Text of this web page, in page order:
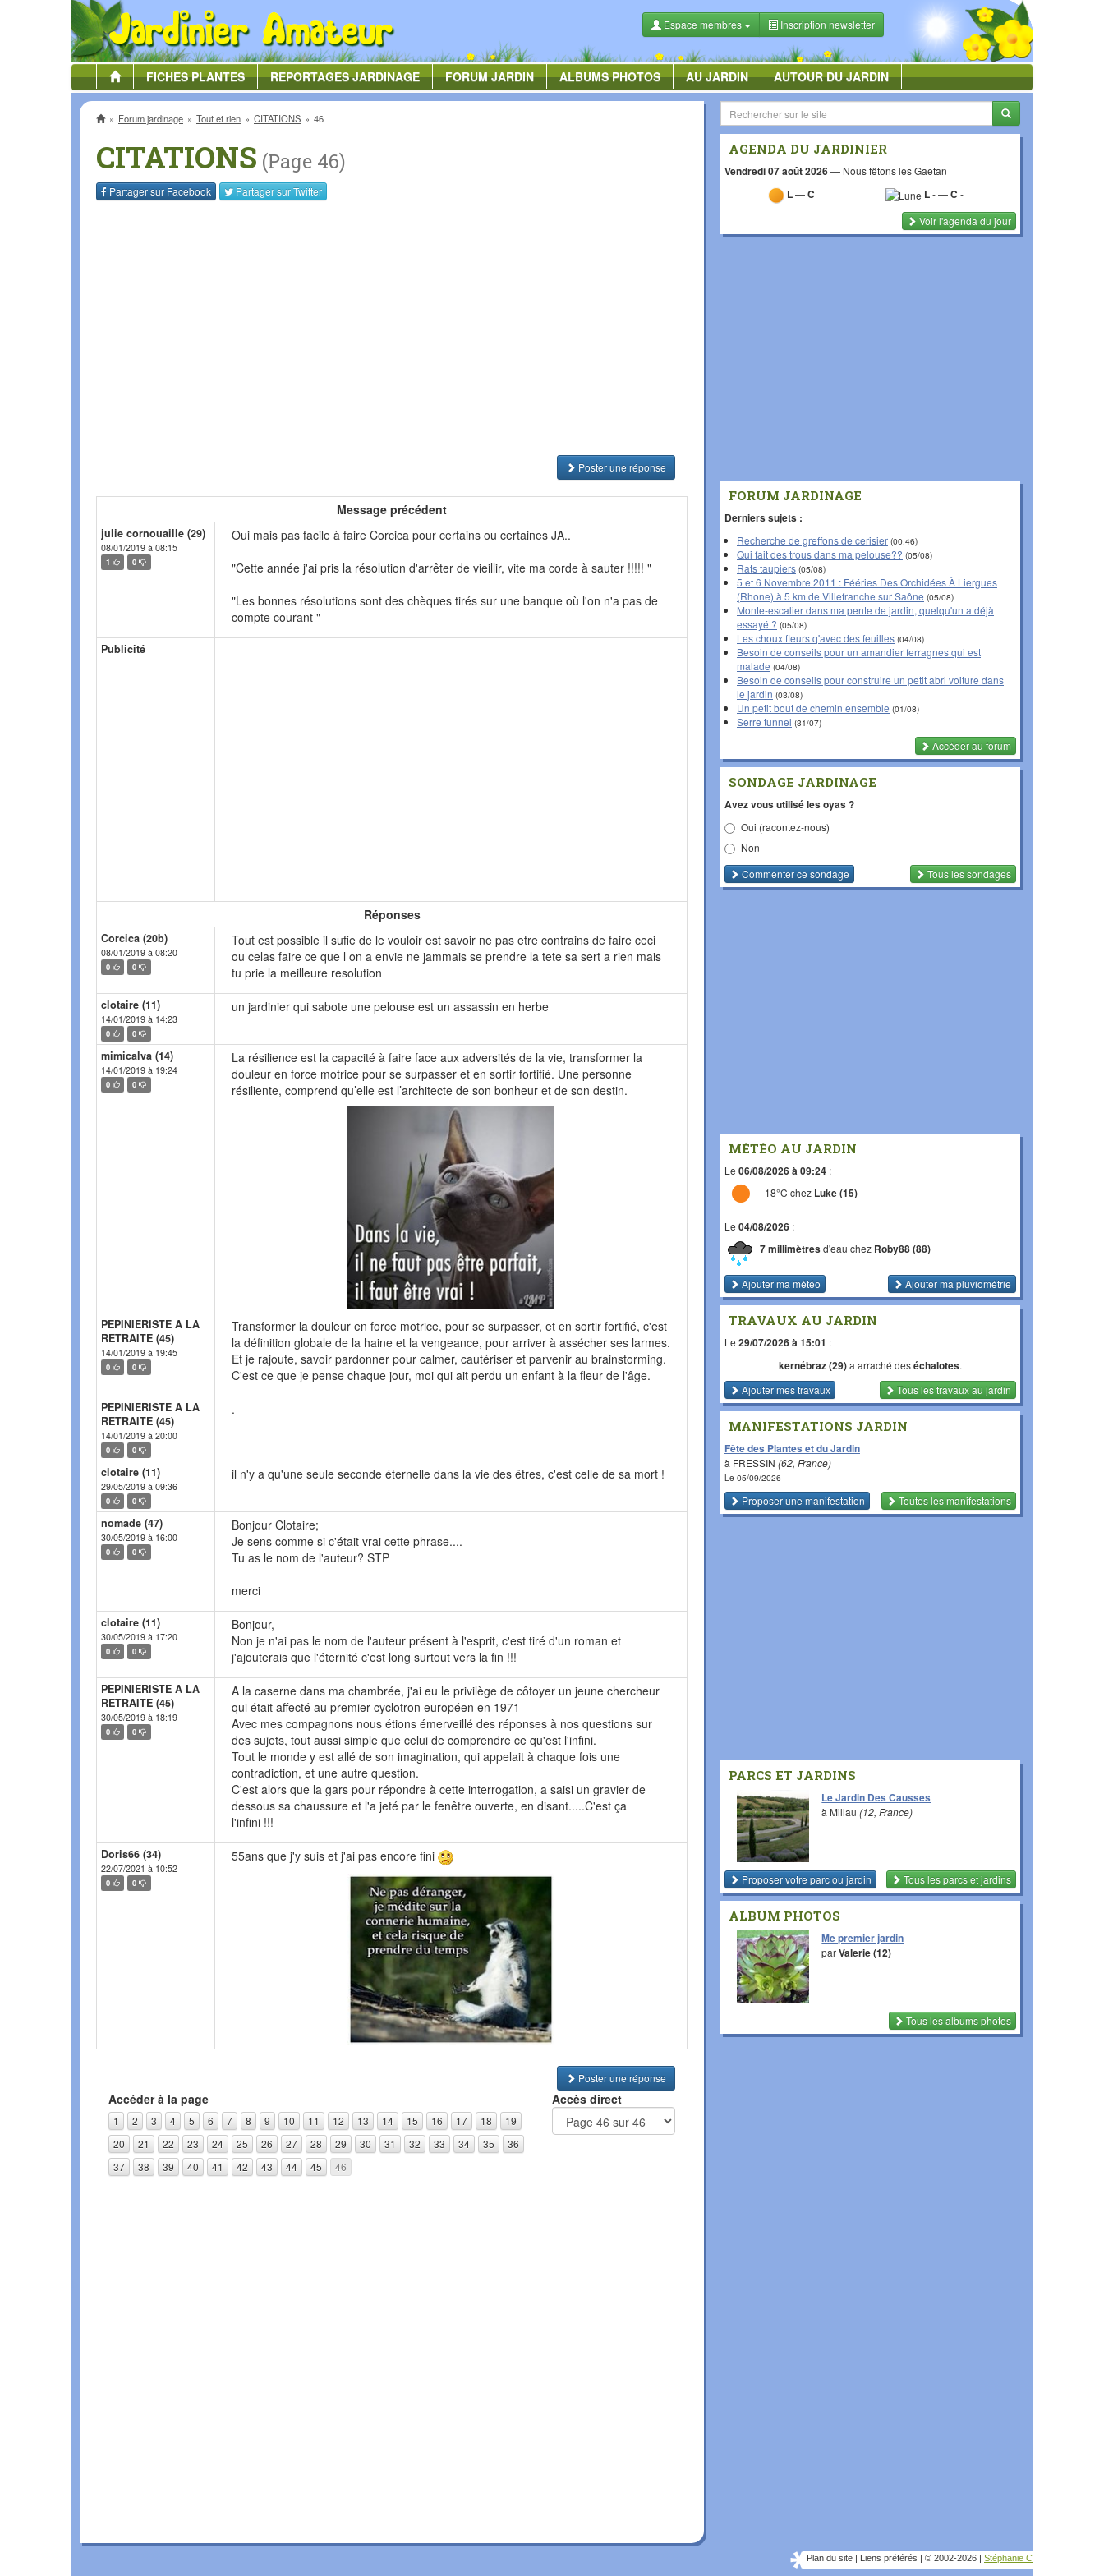
Espace membres Inscription newsletter
FICHESPLANTES REPORTAGESJARDINAGE FORUMJARDIN ALBUMSPHOTOS AU JARDIN AUTOUR DU JARDIN
AccueilForum jardinage Tout et rien CITATIONS 46
CITATIONS (Page 46)
Partager sur Facebook Partager surTwitter
Poster une réponse
Message précédent
julie cornouaille (29)
08/01/2019 à 08:15
1 0
Oui mais pas facile à faire Corcica pour certains ou certaines JA..
"Cette année j'ai pris la résolution d'arrêter de vieillir, vite ma corde à sauter !!!!! "
"Les bonnes résolutions sont des chèques tirés sur une banque où l'on n'a pas de
compte courant "
Publicité
Réponses
Corcica (20b)
08/01/2019 à 08:20
0 0
Tout est possible il sufie de le vouloir est savoir ne pas etre contrains de faire ceci
ou celas faire ce que l on a envie ne jammais se prendre la tete sa sert a rien mais
tu prie la meilleure resolution
clotaire (11)
14/01/2019 à 14:23
0 0
un jardinier qui sabote une pelouse est un assassin en herbe
mimicalva (14)
14/01/2019 à 19:24
0 0
La résilience est la capacité à faire face aux adversités de la vie, transformer la
douleur en force motrice pour se surpasser et en sortir fortifié. Une personne
résiliente, comprend qu’elle est l’architecte de son bonheur et de son destin.
PEPINIERISTE A LA
RETRAITE (45)
14/01/2019 à 19:45
0 0
Transformer la douleur en force motrice, pour se surpasser, et en sortir fortifié, c'est
la définition globale de la haine et la vengeance, pour arriver à assécher ses larmes.
Et je rajoute, savoir pardonner pour calmer, cautériser et parvenir au brainstorming.
C'est ce que je pense chaque jour, moi qui ait perdu un enfant à la fleur de l'âge.
PEPINIERISTE A LA
RETRAITE (45)
14/01/2019 à 20:00
0 0
.
clotaire (11)
29/05/2019 à 09:36
0 0
il n'y a qu'une seule seconde éternelle dans la vie des êtres, c'est celle de sa mort !
nomade (47)
30/05/2019 à 16:00
0 0
Bonjour Clotaire;
Je sens comme si c'était vrai cette phrase....
Tu as le nom de l'auteur? STP
merci
clotaire (11)
30/05/2019 à 17:20
0 0
Bonjour,
Non je n'ai pas le nom de l'auteur présent à l'esprit, c'est tiré d'un roman et
j'ajouterais que l'éternité c'est long surtout vers la fin !!!
PEPINIERISTE A LA
RETRAITE (45)
30/05/2019 à 18:19
0 0
A la caserne dans ma chambrée, j'ai eu le privilège de côtoyer un jeune chercheur
qui était affecté au premier cyclotron européen en 1971
Avec mes compagnons nous étions émerveillé des réponses à nos questions sur
des sujets, tout aussi simple que celui de comprendre ce qu'est l'infini.
Tout le monde y est allé de son imagination, qui appelait à chaque fois une
contradiction, et une autre question.
C'est alors que la gars pour répondre à cette interrogation, a saisi un gravier de
dessous sa chaussure et l'a jeté par le fenêtre ouverte, en disant.....C'est ça
l'infini !!!
Doris66 (34)
22/07/2021 à 10:52
0 0
55ans que j'y suis et j'ai pas encore fini
Poster une réponse
Accéder à la page
1 2 3 4 5 6 7 8 9 10 11 12 13 14 15 16 17 18
19
20
21 22 23 24 25 26 27 28 29 30 31 32 33 34 35
36
37
38 39 40 41 42 43 44 45 46
Accès direct
AGENDA DU JARDINIER
Vendredi 07 août 2026— Nous fêtons les Gaetan
L—C L-—C-
Voir l'agenda du jour
FORUM JARDINAGE
Derniers sujets :
Recherche de greffons de cerisier (00:46)
Qui fait des trous dans ma pelouse?? (05/08)
Rats taupiers (05/08)
5 et 6 Novembre 2011 : Fééries Des Orchidées À Liergues
(Rhone) à 5 km de Villefranche sur Saône (05/08)
Monte-escalier dans ma pente de jardin, quelqu'un a déjà
essayé ? (05/08)
Les choux fleurs q'avec des feuilles (04/08)
Besoin de conseils pour un amandier ferragnes qui est
malade (04/08)
Besoin de conseils pour construire un petit abri voiture dans
le jardin (03/08)
Un petit bout de chemin ensemble (01/08)
Serre tunnel (31/07)
Accéder au forum
SONDAGE JARDINAGE
Avez vous utilisé les oyas ?
Oui (racontez-nous)
Non
Commenterce sondage Tous les sondages
MÉTÉO AU JARDIN
Le 06/08/2026 à 09:24 :
18°C chez Luke (15)
Le 04/08/2026 :
7 millimètresd'eau chez Roby88 (88)
Ajouter ma météo Ajouter ma pluviométrie
TRAVAUX AU JARDIN
Le 29/07/2026 à 15:01 :
kernébraz (29)a arraché deséchalotes.
Ajouter mes travaux
Tous les travauxau jardin
MANIFESTATIONS JARDIN
Fête des Plantes et du Jardin
à FRESSIN (62, France)
Le 05/09/2026
Proposer une manifestation Toutes les manifestations
PARCS ET JARDINS
Le Jardin Des Causses
à Millau(12, France)
Proposer votre parc ou jardin Tous les parcs et jardins
ALBUM PHOTOS
Me premier jardin
parValerie (12)
Tous les albums photos
Plan du site Liens préférés © 2002-2026 Stéphanie C